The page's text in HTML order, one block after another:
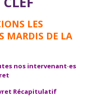
LES
MARDIS DE LA
nos intervenant·es
Récapitulatif